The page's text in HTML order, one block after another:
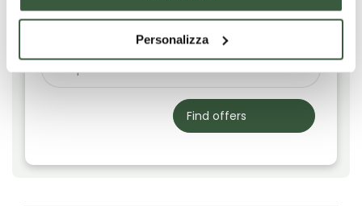
Personalizza
Find offers